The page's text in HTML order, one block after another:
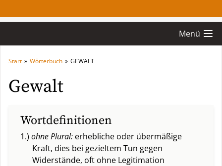
Menü
Start » Wörterbuch » GEWALT
Gewalt
Wortdefinitionen
1.) ohne Plural: erhebliche oder übermäßige
Kraft, dies bei gezieltem Tun gegen
Widerstände, oft ohne Legitimation